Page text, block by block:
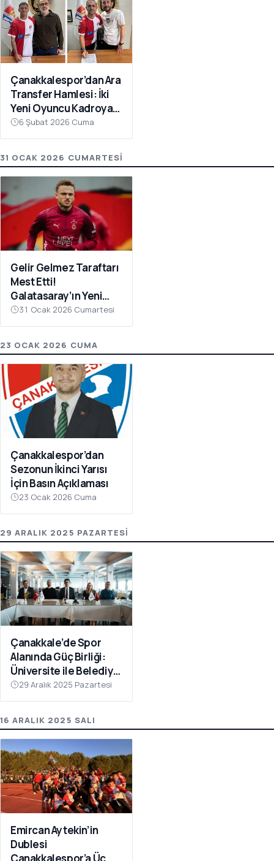
Çanakkalespor’dan Ara
Transfer Hamlesi: İki
Yeni Oyuncu Kadroya
Katıldı
6 Şubat 2026 Cuma
31 OCAK 2026 CUMARTESI
Gelir Gelmez Taraftarı
Mest Etti!
Galatasaray’ın Yeni
Transferi Noa Lang’dan
Olay Çağrı
31 Ocak 2026 Cumartesi
23 OCAK 2026 CUMA
Çanakkalespor’dan
Sezonun İkinci Yarısı
İçin Basın Açıklaması
23 Ocak 2026 Cuma
29 ARALIK 2025 PAZARTESI
Çanakkale’de Spor
Alanında Güç Birliği:
Üniversite ile Belediye
Kulüpleri İş Birliği Yaptı
29 Aralık 2025 Pazartesi
16 ARALIK 2025 SALI
Emircan Aytekin’in
Dublesi
Çanakkalespor’a Üç